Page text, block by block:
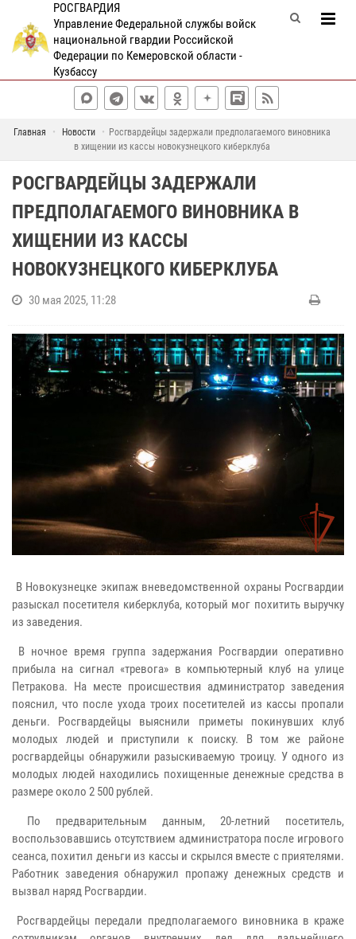
РОСГВАРДИЯ
Управление Федеральной службы войск
национальной гвардии Российской
Федерации по Кемеровской области -
Кузбассу
Главная Новости
Росгвардейцы задержали предполагаемого виновника
в хищении из кассы новокузнецкого киберклуба
РОСГВАРДЕЙЦЫ ЗАДЕРЖАЛИ
ПРЕДПОЛАГАЕМОГО ВИНОВНИКА В
ХИЩЕНИИ ИЗ КАССЫ
НОВОКУЗНЕЦКОГО КИБЕРКЛУБА
30 мая 2025, 11:28
В Новокузнецке экипаж вневедомственной охраны Росгвардии
разыскал посетителя киберклуба, который мог похитить выручку
из заведения.
В ночное время группа задержания Росгвардии оперативно
прибыла на сигнал «тревога» в компьютерный клуб на улице
Петракова. На месте происшествия администратор заведения
пояснил, что после ухода троих посетителей из кассы пропали
деньги. Росгвардейцы выяснили приметы покинувших клуб
молодых людей и приступили к поиску. В том же районе
росгвардейцы обнаружили разыскиваемую троицу. У одного из
молодых людей находились похищенные денежные средства в
размере около 2 500 рублей.
По предварительным данным, 20-летний посетитель,
воспользовавшись отсутствием администратора после игрового
сеанса, похитил деньги из кассы и скрылся вместе с приятелями.
Работник заведения обнаружил пропажу денежных средств и
вызвал наряд Росгвардии.
Росгвардейцы передали предполагаемого виновника в краже